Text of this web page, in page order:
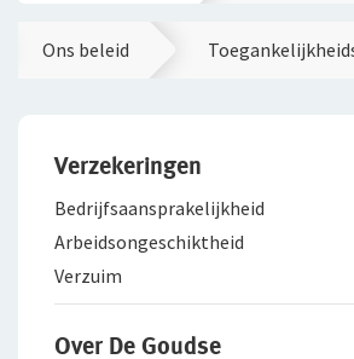
Ons beleid
Verzekeringen
Bedrijfsaanspra­kelijkheid
Arbeidsongeschiktheid
Verzuim
Over De Goudse